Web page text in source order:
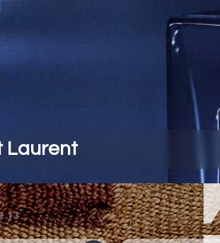
Laurent
13